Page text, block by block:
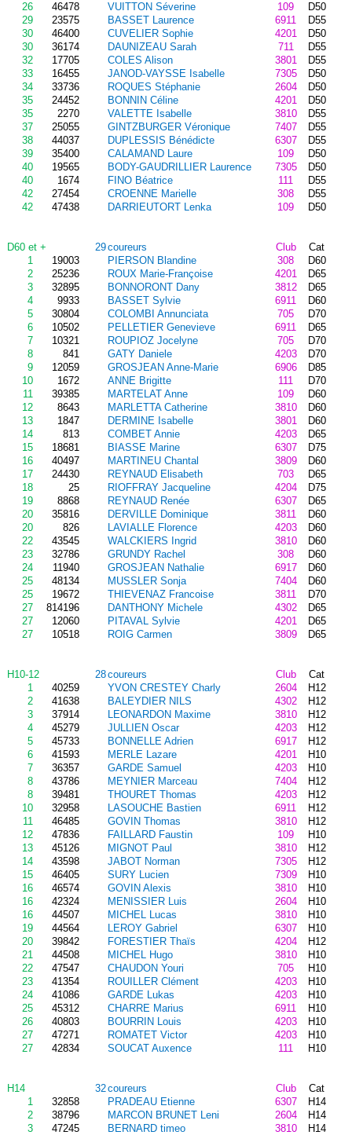
26
46478 VUITTON Séverine 109
D50
29
23575 BASSET Laurence 6911
D55
30
46400 CUVELIER Sophie 4201
D50
30
36174 DAUNIZEAU Sarah 711
D55
32
17705 COLES Alison 3801
D55
33
16455 JANOD-VAYSSE Isabelle 7305
D50
34
33736 ROQUES Stéphanie 2604
D50
35
24452 BONNIN Céline 4201
D50
35
2270 VALETTE Isabelle 3810
D55
37
25055 GINTZBURGER Véronique 7407
D55
38
44037 DUPLESSIS Bénédicte 6307
D55
39
35400 CALAMAND Laure 109
D50
40
19565 BODY-GAUDRILLIER Laurence 7305
D50
40
1674 FINO Béatrice 111
D55
42
27454 CROENNE Marielle 308
D55
42
47438 DARRIEUTORT Lenka 109 D50
D60 et + 29coureurs Club
Cat
1
19003 PIERSON Blandine 308
D60
2
25236 ROUX Marie-Françoise 4201
D65
3
32895 BONNORONT Dany 3812
D65
4
9933 BASSET Sylvie 6911
D60
5
30804 COLOMBI Annunciata 705
D70
6
10502 PELLETIER Genevieve 6911
D65
7
10321 ROUPIOZ Jocelyne 705
D70
8
841 GATY Daniele 4203
D70
9
12059 GROSJEAN Anne-Marie 6906
D85
10
1672 ANNE Brigitte 111
D70
11
39385 MARTELAT Anne 109
D60
12
8643 MARLETTA Catherine 3810
D60
13
1847 DERMINE Isabelle 3801
D60
14
813 COMBET Annie 4203
D65
15
18681 BIASSE Marine 6307
D75
16
40497 MARTINEU Chantal 3809
D60
17
24430 REYNAUD Elisabeth 703
D65
18
25 RIOFFRAY Jacqueline 4204
D75
19
8868 REYNAUD Renée 6307
D65
20
35816 DERVILLE Dominique 3811
D60
20
826 LAVIALLE Florence 4203
D60
22
43545 WALCKIERS Ingrid 3810
D60
23
32786 GRUNDY Rachel 308
D60
24
11940 GROSJEAN Nathalie 6917
D60
25
48134 MUSSLER Sonja 7404
D60
25
19672 THIEVENAZ Francoise 3811
D70
27
814196 DANTHONY Michele 4302
D65
27
12060 PITAVAL Sylvie 4201
D65
27
10518 ROIG Carmen 3809 D65
H10-12 28coureurs Club
Cat
1
40259 YVON CRESTEY Charly 2604
H12
2
41638 BALEYDIER NILS 4302
H12
3
37914 LEONARDON Maxime 3810
H12
4
45279 JULLIEN Oscar 4203
H12
5
45733 BONNELLE Adrien 6917
H12
6
41593 MERLE Lazare 4201
H10
7
36357 GARDE Samuel 4203
H10
8
43786 MEYNIER Marceau 7404
H12
8
39481 THOURET Thomas 4203
H12
10
32958 LASOUCHE Bastien 6911
H12
11
46485 GOVIN Thomas 3810
H12
12
47836 FAILLARD Faustin 109
H10
13
45126 MIGNOT Paul 3810
H12
14
43598 JABOT Norman 7305
H12
15
46405 SURY Lucien 7309
H10
16
46574 GOVIN Alexis 3810
H10
16
42324 MENISSIER Luis 2604
H10
16
44507 MICHEL Lucas 3810
H10
19
44564 LEROY Gabriel 6307
H10
20
39842 FORESTIER Thaïs 4204
H12
21
44508 MICHEL Hugo 3810
H10
22
47547 CHAUDON Youri 705
H10
23
41354 ROUILLER Clément 4203
H10
24
41086 GARDE Lukas 4203
H10
25
45312 CHARRE Marius 6911
H10
26
40803 BOURRIN Louis 4203
H10
27
47271 ROMATET Victor 4203
H10
27
42834 SOUCAT Auxence 111 H10
H14 32coureurs Club
Cat
1
32858 PRADEAU Etienne 6307
H14
2
38796 MARCON BRUNET Leni 2604
H14
3
47245 BERNARD timeo 3810
H14